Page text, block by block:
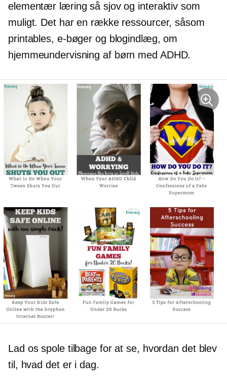
elementær læring så sjov og interaktiv som
muligt. Det har en række ressourcer, såsom
printables, e-bøger og blogindlæg, om
hjemmeundervisning af børn med ADHD.
Lad os spole tilbage for at se, hvordan det blev
til, hvad det er i dag.